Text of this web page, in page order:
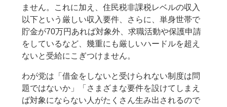
ません。これに加え、住民税非課税レベルの収入
以下という厳しい収入要件、さらに、単身世帯で
貯金が70万円あれば対象外、求職活動や保護申請
をしているなど、幾重にも厳しいハードルを超え
ないと受給にこぎつけません。
わが党は「借金をしないと受けられない制度は問
題ではないか」「さまざまな要件を設けてしまえ
ば対象にならない人がたくさん生み出されるので